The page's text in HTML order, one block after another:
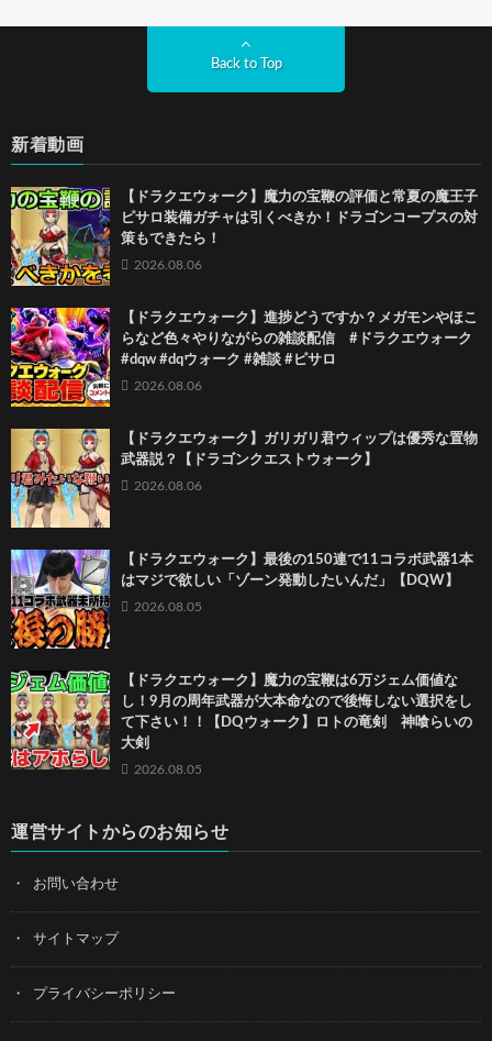
Back to Top
新着動画
【ドラクエウォーク】魔力の宝鞭の評価と常夏の魔王子
ピサロ装備ガチャは引くべきか！ドラゴンコープスの対
策もできたら！
2026.08.06
【ドラクエウォーク】進捗どうですか？メガモンやほこ
らなど色々やりながらの雑談配信 #ドラクエウォーク
#dqw #dqウォーク #雑談 #ピサロ
2026.08.06
【ドラクエウォーク】ガリガリ君ウィップは優秀な置物
武器説？【ドラゴンクエストウォーク】
2026.08.06
【ドラクエウォーク】最後の150連で11コラボ武器1本
はマジで欲しい「ゾーン発動したいんだ」【DQW】
2026.08.05
【ドラクエウォーク】魔力の宝鞭は6万ジェム価値な
し！9月の周年武器が大本命なので後悔しない選択をし
て下さい！！【DQウォーク】ロトの竜剣 神喰らいの
大剣
2026.08.05
運営サイトからのお知らせ
お問い合わせ
サイトマップ
プライバシーポリシー